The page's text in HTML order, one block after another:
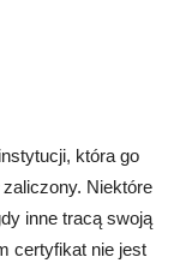
która go
Niektóre
inne tracą swoją
certyfikat nie jest